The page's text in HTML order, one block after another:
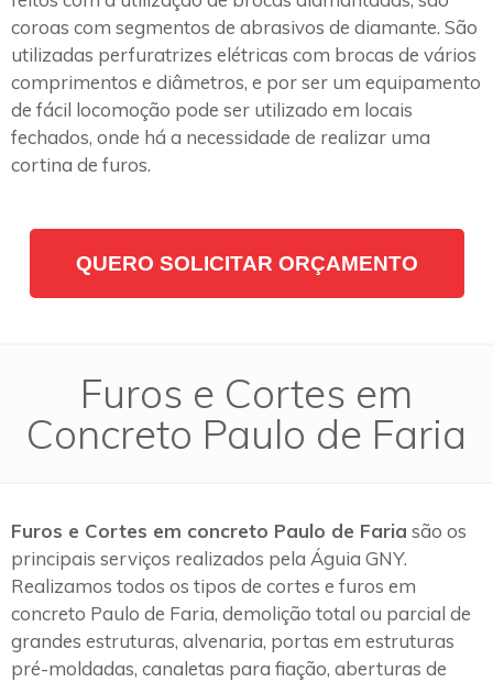
coroas com segmentos de abrasivos de diamante. São
utilizadas perfuratrizes elétricas com brocas de vários
comprimentos e diâmetros, e por ser um equipamento
de fácil locomoção pode ser utilizado em locais
fechados, onde há a necessidade de realizar uma
cortina de furos.
QUERO SOLICITAR ORÇAMENTO
Furos e Cortes em
Concreto Paulo de Faria
Furos e Cortes em concreto Paulo de Faria são os
principais serviços realizados pela Águia GNY.
Realizamos todos os tipos de cortes e furos em
concreto Paulo de Faria, demolição total ou parcial de
grandes estruturas, alvenaria, portas em estruturas
pré-moldadas, canaletas para fiação, aberturas de